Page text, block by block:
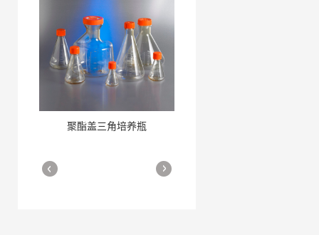
聚酯盖三角培养瓶